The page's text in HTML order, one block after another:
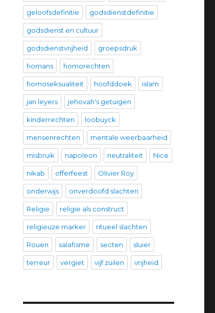
geloofsdefinitie godsdienstdefinitie
godsdienst en cultuur
godsdienstvrijheid groepsdruk
homans homorechten
homoseksualiteit hoofddoek islam
jan leyers jehovah's getuigen
kinderrechten loobuyck
mensenrechten mentale weerbaarheid
misbruik napoleon neutraliteit Nice
nikab offerfeest Olivier Roy
onderwijs onverdoofd slachten
Religie religie als construct
religieuze marker ritueel slachten
Rouen salafisme secten sluier
terreur vergiet vijf zuilen vrijheid